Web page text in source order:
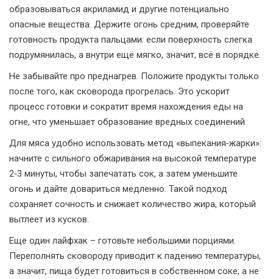
образовываться акриламид и другие потенциально
опасные вещества. Держите огонь средним, проверяйте
готовность продукта пальцами: если поверхность слегка
подрумянилась, а внутри ещё мягко, значит, всё в порядке.
Не забывайте про преднагрев. Положите продукты только
после того, как сковорода прогрелась. Это ускорит
процесс готовки и сократит время нахождения еды на
огне, что уменьшает образование вредных соединений.
Для мяса удобно использовать метод «выпекания‑жарки»:
начните с сильного обжаривания на высокой температуре
2‑3 минуты, чтобы запечатать сок, а затем уменьшите
огонь и дайте довариться медленно. Такой подход
сохраняет сочность и снижает количество жира, который
вытлеет из кусков.
Еще один лайфхак – готовьте небольшими порциями.
Переполнять сковороду приводит к падению температуры,
а значит, пища будет готовиться в собственном соке, а не